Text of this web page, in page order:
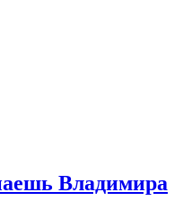
Владимира